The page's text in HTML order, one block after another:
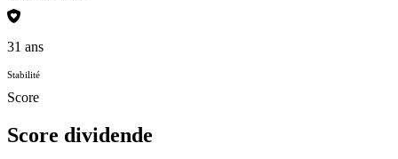
31 ans
Stabilité
Score
Score dividende